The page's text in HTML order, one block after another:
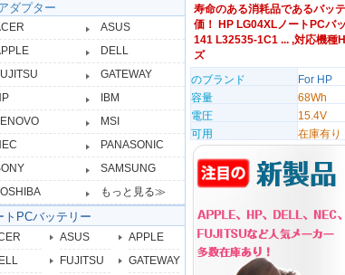
ダプター
ASUS
DELL
GATEWAY
IBM
MSI
PANASONIC
SAMSUNG
もっと見る≫
トPCバッテリー
ASUS
APPLE
FUJITSU
GATEWAY
寿命のある消耗品であるバッ
価！ HP LG04XLノートPCバ
141 L32535-1C1 ... ,対応機種
ズ
のブランド
For HP
容量
68Wh
電圧
15.4V
可用
在庫有り